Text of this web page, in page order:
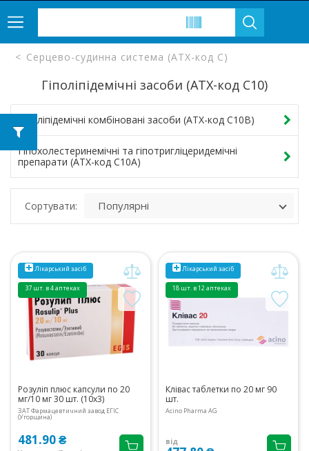
Серцево-судинна система (ATX-код C)
Гіполіпідемічні засоби (ATX-код C10)
Гіполіпідемічні комбіновані засоби (ATX-код C10B)
Гіпохолестеринемічні та гіпотригліцеридемічні
препарати (ATX-код C10A)
Сортувати:
Лікарський засіб
37 шт. в 4 аптеках
Розуліп плюс капсули по 20
мг/10 мг 30 шт. (10х3)
ЗАТ Фармацевтичний завод ЕГІС
(Угорщина)
481.90 ₴
Лікарський засіб
18 шт. в 12 аптеках
Клівас таблетки по 20 мг 90
шт.
Acino Pharma AG
від